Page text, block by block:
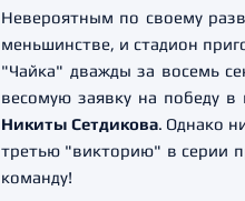
Невероятным по своему
меньшинстве, и стадион
"Чайка" дважды за восемь
весомую заявку на победу
Никиты Сетдикова. Однако
третью "викторию" в серии
команду!